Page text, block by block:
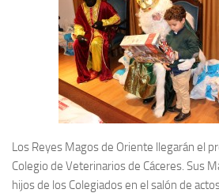
Los Reyes Magos de Oriente llegarán el
Colegio de Veterinarios de Cáceres. Sus
hijos de los Colegiados en el salón de